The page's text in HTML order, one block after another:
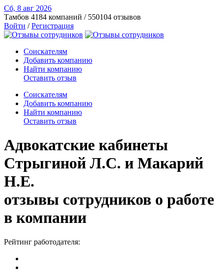
Сб, 8 авг 2026
Тамбов 4184 компаний / 550104 отзывов
Войти /Регистрация
Соискателям
Добавить компанию
Найти компанию
Оставить отзыв
Соискателям
Добавить компанию
Найти компанию
Оставить отзыв
Адвокатские кабинеты
Стрыгиной Л.С. и Макарий
Н.Е.
отзывы сотрудников о работе
в компании
Рейтинг работодателя: